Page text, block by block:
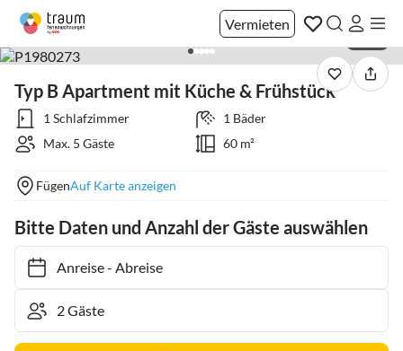
Vermieten
Typ B Apartment mit Küche & Frühstück
1 Schlafzimmer
1 Bäder
Max. 5 Gäste
60 m²
FügenAuf Karte anzeigen
Bitte Daten und Anzahl der Gäste auswählen
Anreise- Abreise